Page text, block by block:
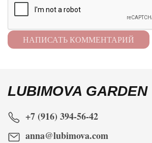
LUBIMOVA GARDEN
+7 (916) 394-56-42
anna@lubimova.com